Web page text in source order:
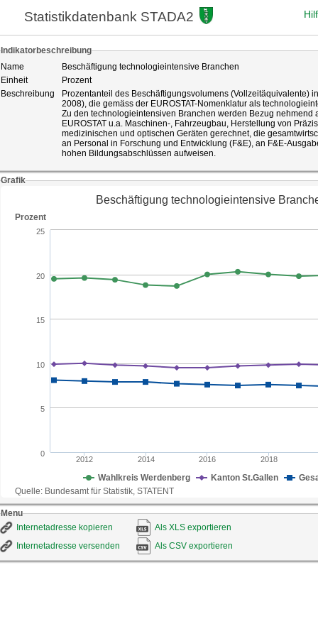
Statistikdatenbank STADA2
Indikatorbeschreibung
Name
Beschäftigung technologieintensive Branchen
Einheit
Prozent
Beschreibung
Prozentanteil des Beschäftigungsvolumens (Vollzeitäquivalente)
2008), die gemäss der EUROSTAT-Nomenklatur als
Zu den technologieintensiven Branchen werden Bezug nehmend
EUROSTAT u.a. Maschinen-, Fahrzeugbau, Herstellung von
medizinischen und optischen Geräten gerechnet, die gesamtwirtschaftlich betrachtet hohe Anteile
an Personal in Forschung und Entwicklung (F&E), an F&E-
hohen Bildungsabschlüssen aufweisen.
Quelle
Bundesamt für Statistik, STATENT
Grafik
Menu
Internetadresse kopieren
Als XLS exportieren
Internetadresse versenden
Als CSV exportieren